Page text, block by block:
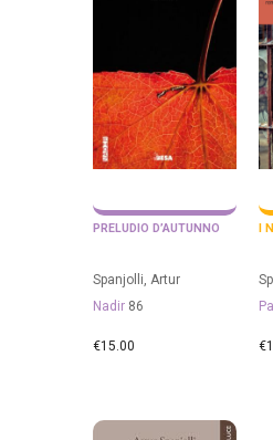
PRELUDIO D’AUTUNNO
Spanjolli, Artur
Nadir 86
€15.00
I
€